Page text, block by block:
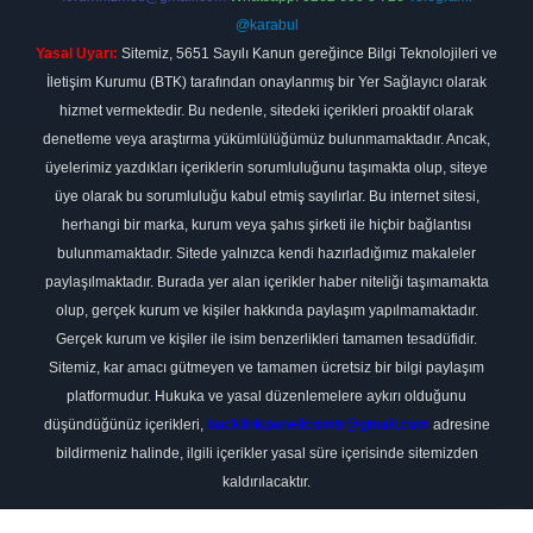
@karabul
Yasal Uyarı: Sitemiz, 5651 Sayılı Kanun gereğince Bilgi Teknolojileri ve
İletişim Kurumu (BTK) tarafından onaylanmış bir Yer Sağlayıcı olarak
hizmet vermektedir. Bu nedenle, sitedeki içerikleri proaktif olarak
denetleme veya araştırma yükümlülüğümüz bulunmamaktadır. Ancak,
üyelerimiz yazdıkları içeriklerin sorumluluğunu taşımakta olup, siteye
üye olarak bu sorumluluğu kabul etmiş sayılırlar. Bu internet sitesi,
herhangi bir marka, kurum veya şahıs şirketi ile hiçbir bağlantısı
bulunmamaktadır. Sitede yalnızca kendi hazırladığımız makaleler
paylaşılmaktadır. Burada yer alan içerikler haber niteliği taşımamakta
olup, gerçek kurum ve kişiler hakkında paylaşım yapılmamaktadır.
Gerçek kurum ve kişiler ile isim benzerlikleri tamamen tesadüfidir.
Sitemiz, kar amacı gütmeyen ve tamamen ücretsiz bir bilgi paylaşım
platformudur. Hukuka ve yasal düzenlemelere aykırı olduğunu
düşündüğünüz içerikleri, backlinkpanelicomtr@gmail.com adresine
bildirmeniz halinde, ilgili içerikler yasal süre içerisinde sitemizden
kaldırılacaktır.